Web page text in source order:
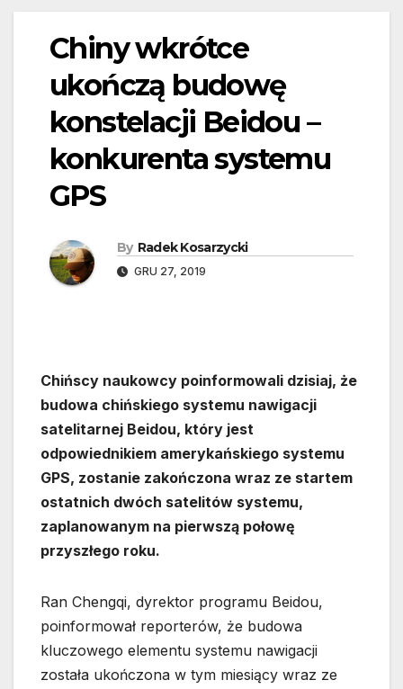
Chiny wkrótce
ukończą budowę
konstelacji Beidou –
konkurenta systemu
GPS
By Radek Kosarzycki
GRU 27, 2019
Chińscy naukowcy poinformowali dzisiaj, że
budowa chińskiego systemu nawigacji
satelitarnej Beidou, który jest
odpowiednikiem amerykańskiego systemu
GPS, zostanie zakończona wraz ze startem
ostatnich dwóch satelitów systemu,
zaplanowanym na pierwszą połowę
przyszłego roku.
Ran Chengqi, dyrektor programu Beidou,
poinformował reporterów, że budowa
kluczowego elementu systemu nawigacji
została ukończona w tym miesiący wraz ze